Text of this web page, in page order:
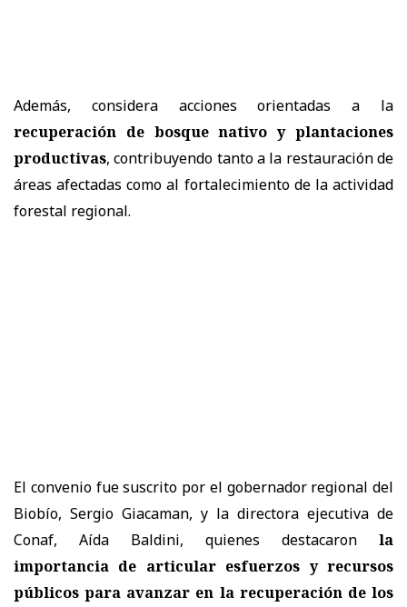
Además, considera acciones orientadas a la
recuperación de bosque nativo y plantaciones
productivas, contribuyendo tanto a la restauración de
áreas afectadas como al fortalecimiento de la actividad
forestal regional.
El convenio fue suscrito por el gobernador regional del
Biobío, Sergio Giacaman, y la directora ejecutiva de
Conaf, Aída Baldini, quienes destacaron la
importancia de articular esfuerzos y recursos
públicos para avanzar en la recuperación de los